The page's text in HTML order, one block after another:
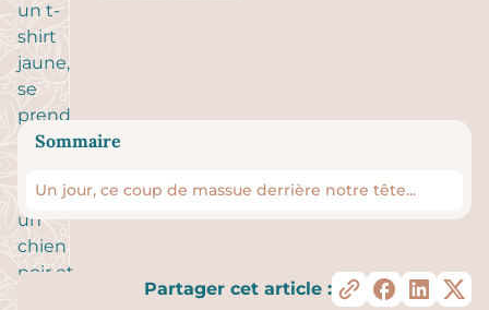
Sommaire
Un jour, ce coup de massue derrière notre tête...
Partager cet article :